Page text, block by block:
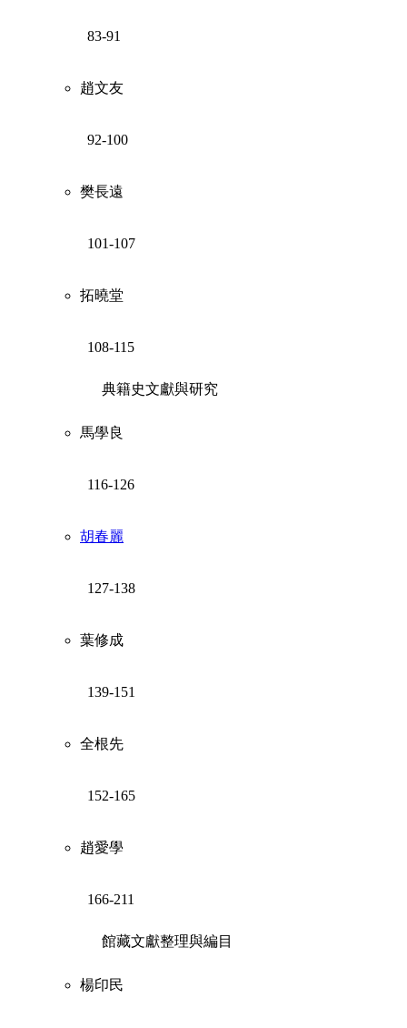
83-91
趙文友
92-100
樊長遠
101-107
拓曉堂
108-115
典籍史文獻與研究
馬學良
116-126
胡春麗
127-138
葉修成
139-151
全根先
152-165
趙愛學
166-211
館藏文獻整理與編目
楊印民